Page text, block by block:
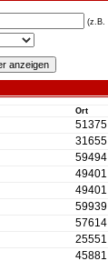
(z.B.
Ort